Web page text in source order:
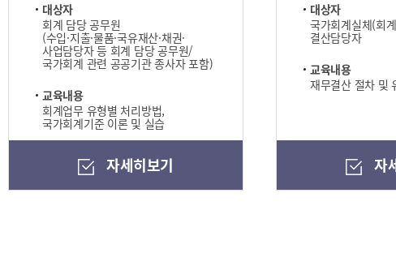
대상자
회계 담당 공무원
(수입·지출·물품·국유재산·채권·
사업담당자 등 회계 담당 공무원/
국가회계 관련 공공기관 종사자 포함)
교육내용
회계업무 유형별 처리방법,
국가회계기준 이론 및 실습
자세히보기
대상자
국가회계실체(회
결산담당자
교육내용
재무결산 절차 및
자